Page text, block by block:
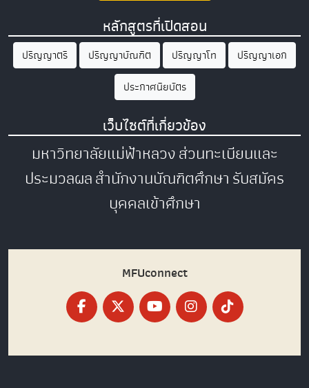
หลักสูตรที่เปิดสอน
ปริญญาตรี ปริญญาบัณฑิต ปริญญาโท
ปริญญาเอก
ประกาศนียบัตร
เว็บไซต์ที่เกี่ยวข้อง
มหาวิทยาลัยแม่ฟ้าหลวงส่วนทะเบียนและ
ประมวลผลสำนักงานบัณฑิตศึกษารับสมัคร
บุคคลเข้าศึกษา
MFUconnect